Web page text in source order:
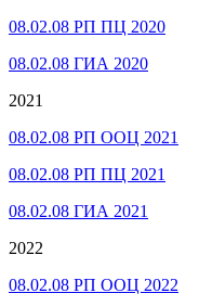
08.02.08 РП ПЦ 2020
08.02.08 ГИА 2020
2021
08.02.08 РП ООЦ 2021
08.02.08 РП ПЦ 2021
08.02.08 ГИА 2021
2022
08.02.08 РП ООЦ 2022